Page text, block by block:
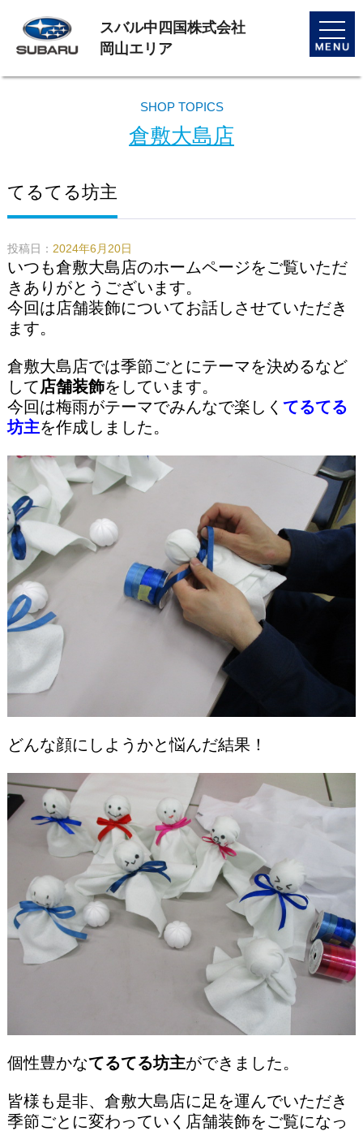
toggle
スバル中四国株式会社
岡山エリア
SHOP TOPICS
倉敷大島店
てるてる坊主
投稿日： 2024年6月20日
いつも倉敷大島店のホームページをご覧いただ
きありがとうございます。
今回は店舗装飾についてお話しさせていただき
ます。
倉敷大島店では季節ごとにテーマを決めるなど
して店舗装飾をしています。
今回は梅雨がテーマでみんなで楽しく てるてる
坊主を作成しました。
どんな顔にしようかと悩んだ結果！
個性豊かなてるてる坊主ができました。
皆様も是非、倉敷大島店に足を運んでいただき
季節ごとに変わっていく店舗装飾をご覧になっ